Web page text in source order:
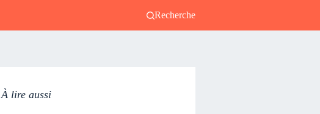
Recherche
À lire aussi